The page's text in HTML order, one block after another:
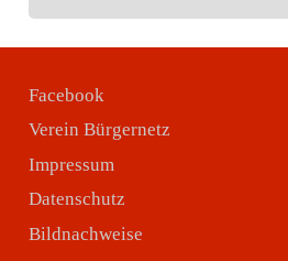
Facebook
Verein Bürgernetz
Impressum
Datenschutz
Bildnachweise